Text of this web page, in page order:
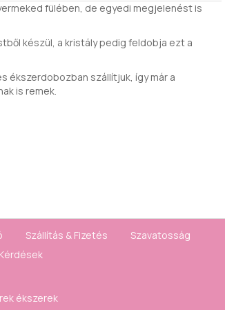
fülében, de egyedi megjelenést is
készül, a kristály pedig feldobja ezt a
ékszerdobozban szállítjuk, így már a
is remek.
Szállítás & Fizetés
Szavatosság
ékszerek